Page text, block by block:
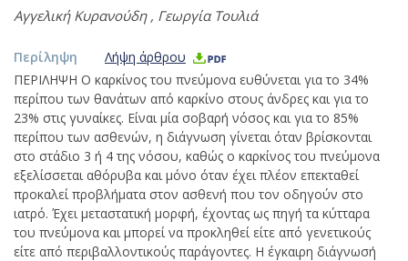
Αγγελική Κυρανούδη, Γεωργία Τουλιά
Περίληψη
Λήψη άρθρου
ΠΕΡΙΛΗΨΗ Ο καρκίνος του πνεύμονα ευθύνεται για το 34%
περίπου των θανάτων από καρκίνο στους άνδρες και για το
23% στις γυναίκες. Είναι μία σοβαρή νόσος και για το 85%
περίπου των ασθενών, η διάγνωση γίνεται όταν βρίσκονται
στο στάδιο 3 ή 4 της νόσου, καθώς ο καρκίνος του πνεύμονα
εξελίσσεται αθόρυβα και μόνο όταν έχει πλέον επεκταθεί
προκαλεί προβλήματα στον ασθενή που τον οδηγούν στο
ιατρό. Έχει μεταστατική μορφή, έχοντας ως πηγή τα κύτταρα
του πνεύμονα και μπορεί να προκληθεί είτε από γενετικούς
είτε από περιβαλλοντικούς παράγοντες. Η έγκαιρη διάγνωσή